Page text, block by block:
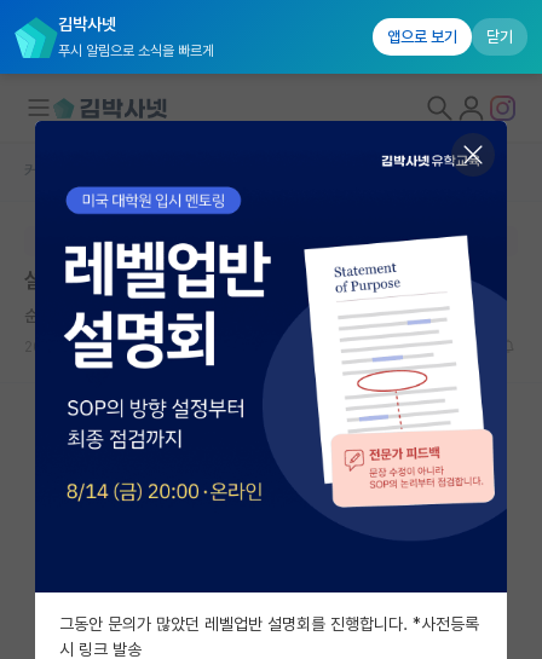
김박사넷
푸시 알림으로 소식을 빠르게
앱으로 보기 닫기
대학원생 모집
국내대학원 정보
연구실&오픈랩
커뮤니티
커뮤니티 홈
전체글보기
베스트 게시판
자유 게시판(아무개랩)
미국 유학 게시판
커뮤니티 홈
본문이 수정되지 않는 박제글입니다.
설카 항공우주
순수한 플라톤
2026.06.03 13 1613
그동안 문의가 많았던 레벨업반 설명회를 진행합니다. *사전등록
시 링크 발송